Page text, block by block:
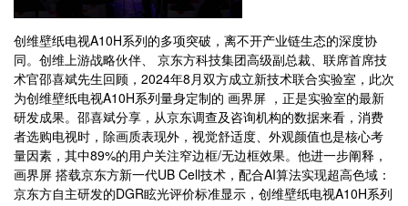
创维壁纸电视A10H系列的多项突破，离不开产业链生态的深度协
同。创维上游战略伙伴、 京东方科技集团高级副总裁、联席首席技
术官邵喜斌先生回顾，2024年8月双方成立新技术联合实验室，此次
为创维壁纸电视A10H系列量身定制的 画界屏 ，正是实验室的最新
研发成果。邵喜斌分享，从京东调查及咨询机构的数据来看，消费
者选购电视时，除画质表现外，视觉舒适度、外观颜值也是核心考
量因素，其中89%的用户关注窄边框/无边框效果。他进一步阐释，
画界屏 搭载京东方新一代UB Cell技术，配合AI算法实现超高色域：
京东方自主研发的DGR眩光评价标准显示，创维壁纸电视A10H系列